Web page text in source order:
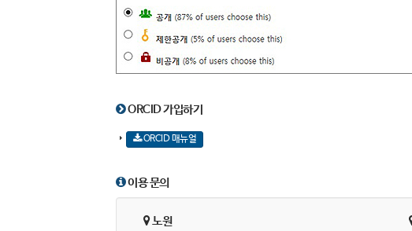
ORCID 가입하기
ORCID 매뉴얼
이용 문의
노원